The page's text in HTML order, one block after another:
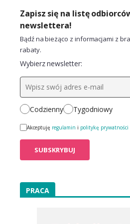
Zapisz się na listę
newslettera!
Bądź na bieżąco z informacjami z
rabaty.
Wybierz newsletter:
Codzienny Tygodniowy
Akceptuję regulamin i politykę prywatności
PRACA